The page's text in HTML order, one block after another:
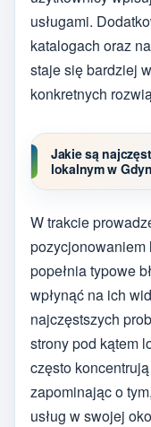
usługami.
katalogach oraz
staje się bardziej
konkretnych
Jakie są
lokalnym w
W trakcie
pozycjonowaniem
popełnia typowe
wpłynąć na ich
najczęstszych
strony pod kątem
często
zapominając o
usług w swojej